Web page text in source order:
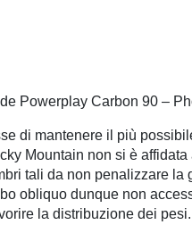
Powerplay Carbon 90 –
di mantenere il più
Mountain non si è
tali da non penalizzare
obliquo dunque non
la distribuzione dei pesi.